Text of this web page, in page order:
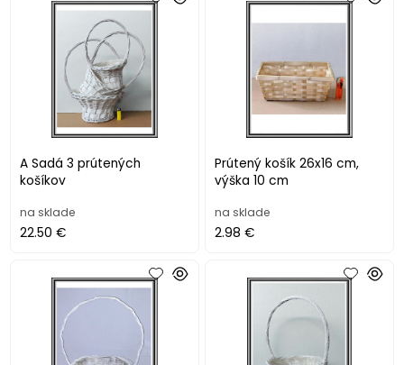
A Sadá 3 prútených
košíkov
na sklade
22.50 €
Prútený košík 26x16 cm,
výška 10 cm
na sklade
2.98 €